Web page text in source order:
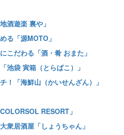
酒遊楽 裏や」
る「源MOTO」
こだわる「酒・肴 おまた」
池袋 寅箱（とらばこ）」
！「海鮮山（かいせんざん）」
RESORT」
衆居酒屋「しょうちゃん」